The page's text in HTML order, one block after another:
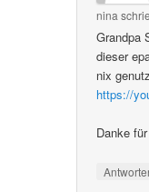
nina
Grandpa
dieser
nix
https://
Danke